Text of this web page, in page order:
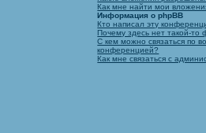
Как мне найти мои
Информация о phpBB
Кто написал эту
Почему здесь нет такой-то
С кем можно связаться по
конференцией?
Как мне связаться с